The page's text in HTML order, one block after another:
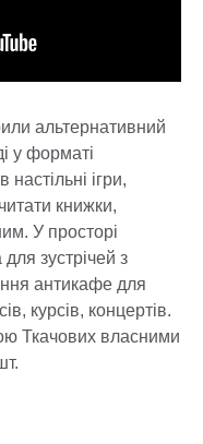
альтернативний
у форматі
ігри,
книжки,
У просторі
зустрічей з
антикафе для
курсів, концертів.
Ткачових власними